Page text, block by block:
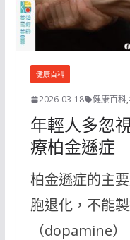
健康百科
2026-03-18 健康百科,
年輕人多忽
療柏金遜症
柏金遜症的主
胞退化，不能
（dopamine